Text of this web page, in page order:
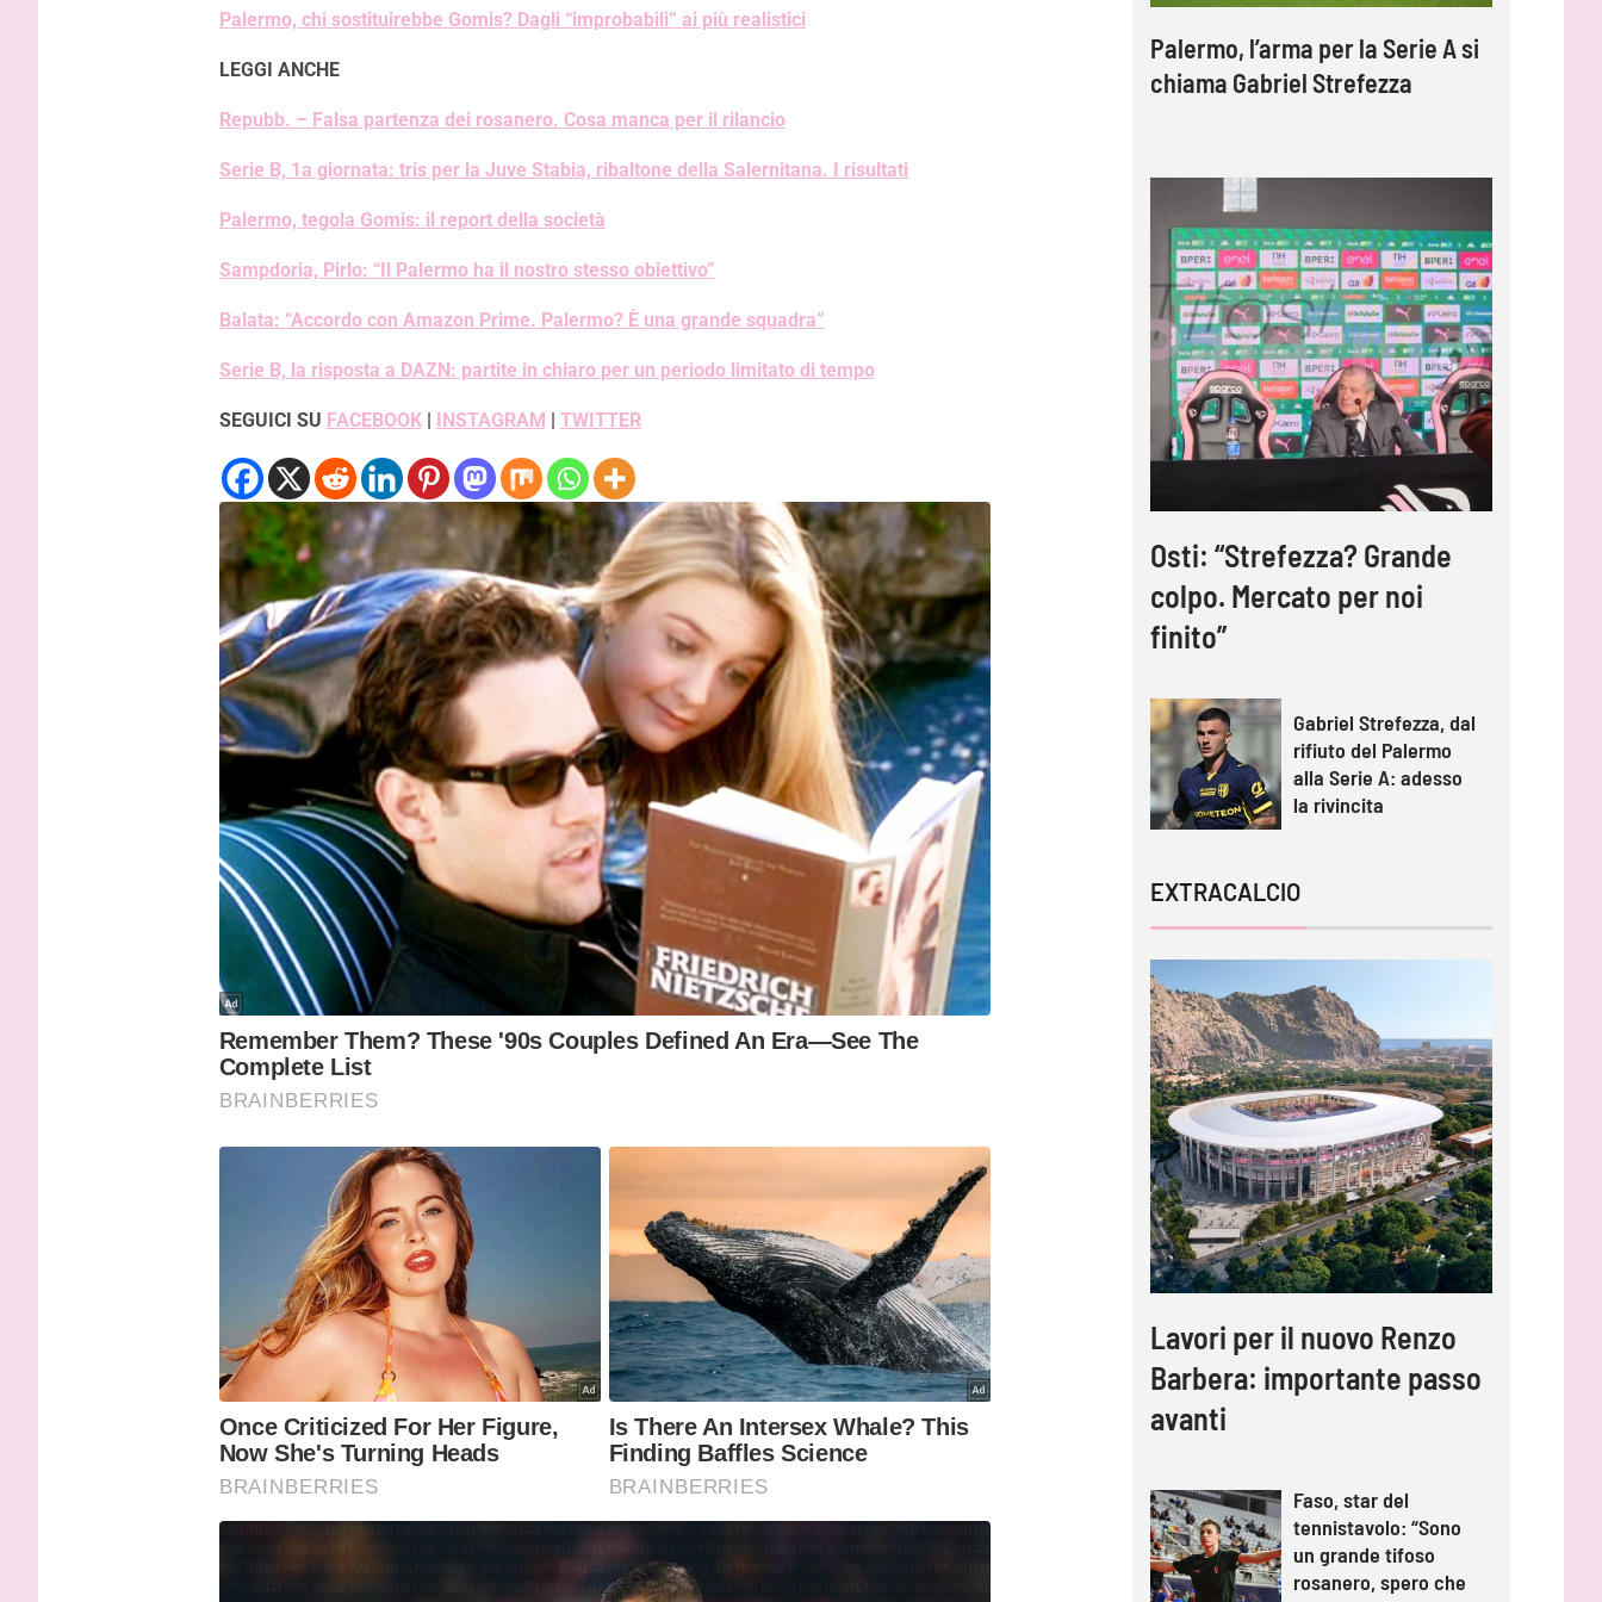
Palermo, chi sostituirebbe Gomis? Dagli “improbabili” ai più realistici
LEGGI ANCHE
Repubb. – Falsa partenza dei rosanero. Cosa manca per il rilancio
Serie B, 1a giornata: tris per la Juve Stabia, ribaltone della Salernitana. I risultati
Palermo, tegola Gomis: il report della società
Sampdoria, Pirlo: “Il Palermo ha il nostro stesso obiettivo”
Balata: “Accordo con Amazon Prime. Palermo? È una grande squadra”
Serie B, la risposta a DAZN: partite in chiaro per un periodo limitato di tempo
SEGUICI SU FACEBOOK| INSTAGRAM | TWITTER
Palermo, l’arma per la Serie A si
chiama Gabriel Strefezza
Osti: “Strefezza? Grande
colpo. Mercato per noi
finito”
Gabriel Strefezza, dal
rifiuto del Palermo
alla Serie A: adesso
la rivincita
EXTRACALCIO
Lavori per il nuovo Renzo
Barbera: importante passo
avanti
Faso, star del
tennistavolo: “Sono
un grande tifoso
rosanero, spero che